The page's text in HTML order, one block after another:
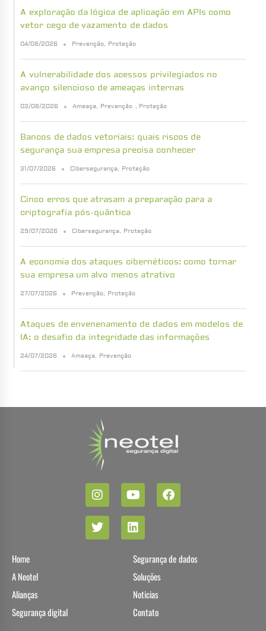
A exploração da lógica de aplicação em APIs como
vetor cego de vazamento de dados
04/08/2026 Prevenção, Proteção
A vulnerabilidade dos acessos privilegiados no
avanço silencioso de ameaças internas
03/08/2026 Ameaça, Prevenção , Proteção
Bancos de dados vetoriais: quais riscos de
segurança sua empresa precisa conhecer
31/07/2026 Cibersegurança, Proteção
Cinco erros que atrasam a preparação para a
criptografia pós-quântica
29/07/2026 Cibersegurança, Proteção
A economia dos ataques cibernéticos: como tornar
sua empresa um alvo menos atrativo
27/07/2026 Prevenção, Proteção
Ataques de envenenamento de dados em modelos de
IA: o desafio da integridade das informações
24/07/2026 Ameaça, Prevenção
Home
A Neotel
Alianças
Segurança digital
Segurança de dados
Soluções
Noticias
Contato